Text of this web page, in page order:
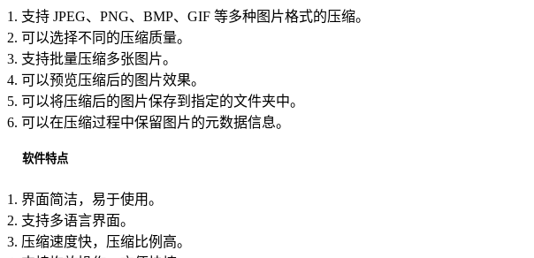
1. 支持 JPEG、PNG、BMP、GIF 等多种图片格式的压缩。
2. 可以选择不同的压缩质量。
3. 支持批量压缩多张图片。
4. 可以预览压缩后的图片效果。
5. 可以将压缩后的图片保存到指定的文件夹中。
6. 可以在压缩过程中保留图片的元数据信息。
软件特点
1. 界面简洁，易于使用。
2. 支持多语言界面。
3. 压缩速度快，压缩比例高。